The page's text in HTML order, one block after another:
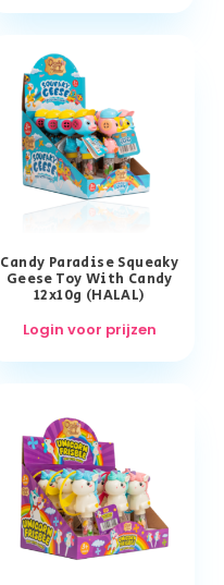
Candy Paradise Squeaky
Geese Toy With Candy
12x10g (HALAL)
Login voor prijzen